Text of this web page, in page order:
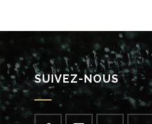
SUIVEZ-NOUS